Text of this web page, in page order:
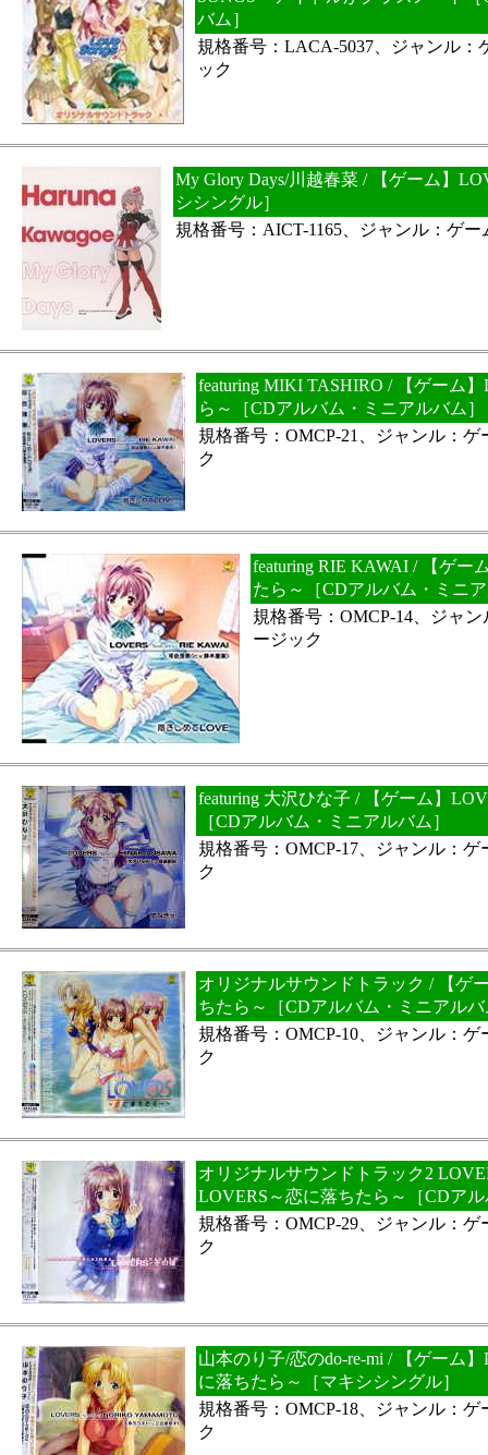
バム］
規格番号：LACA-5037、ジャンル：
ック
My Glory Days/川越春菜 / 【ゲーム】
シシングル］
規格番号：AICT-1165、ジャンル：ゲ
featuring MIKI TASHIRO / 【ゲーム
ら～［CDアルバム・ミニアルバム］
規格番号：OMCP-21、ジャンル：
ク
featuring RIE KAWAI / 【ゲー
たら～［CDアルバム・ミニ
規格番号：OMCP-14、ジャ
ージック
featuring 大沢ひな子 / 【ゲーム】
［CDアルバム・ミニアルバム］
規格番号：OMCP-17、ジャンル：
ク
オリジナルサウンドトラック / 【ゲ
ちたら～［CDアルバム・ミニアル
規格番号：OMCP-10、ジャンル：
ク
オリジナルサウンドトラック2
LOVERS～恋に落ちたら～［CDア
規格番号：OMCP-29、ジャンル：
ク
山本のり子/恋のdo-re-mi / 【ゲーム
に落ちたら～［マキシシングル］
規格番号：OMCP-18、ジャンル：
ク